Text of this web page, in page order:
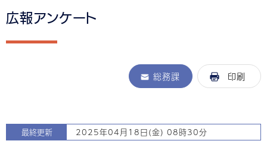
広報アンケート
総務課 印刷
最終更新 2025年04月18日(金) 08時30分